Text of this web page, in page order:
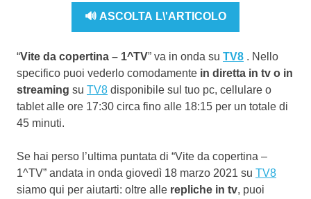
🔊 ASCOLTA L\'ARTICOLO
“Vite da copertina – 1^TV” va in onda su TV8 . Nello
specifico puoi vederlo comodamente in diretta in tv o in
streaming su TV8 disponibile sul tuo pc, cellulare o
tablet alle ore 17:30 circa fino alle 18:15 per un totale di
45 minuti.
Se hai perso l’ultima puntata di “Vite da copertina –
1^TV” andata in onda giovedì 18 marzo 2021 su TV8
siamo qui per aiutarti: oltre alle repliche in tv, puoi